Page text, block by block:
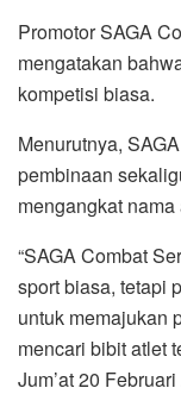
Promotor SAGA
mengatakan
kompetisi biasa.
Menurutnya,
pembinaan
mengangkat
“SAGA Combat
sport biasa, tetapi
untuk memajukan
mencari bibit atlet
Jum’at 20